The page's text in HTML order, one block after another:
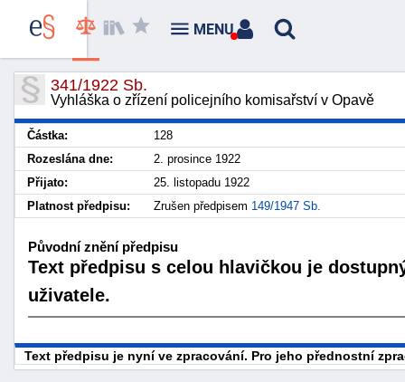
341/1922 Sb.
Vyhláška o zřízení policejního komisařství v Opavě
Částka:
128
Rozeslána dne:
2. prosince 1922
Přijato:
25. listopadu 1922
Platnost předpisu:
Zrušen předpisem 149/1947 Sb.
Původní znění předpisu
Text předpisu s celou hlavičkou je
uživatele.
Text předpisu je nyní ve zpracování. Pro jeho přednostní
MENU